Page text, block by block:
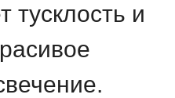
тусклость и